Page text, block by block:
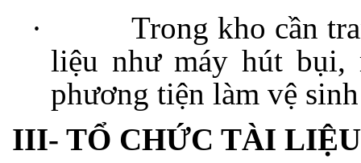
·
Trong kho cần
liệu như máy hút bụi,
phương tiện làm vệ
III- TỔ CHỨC TÀI